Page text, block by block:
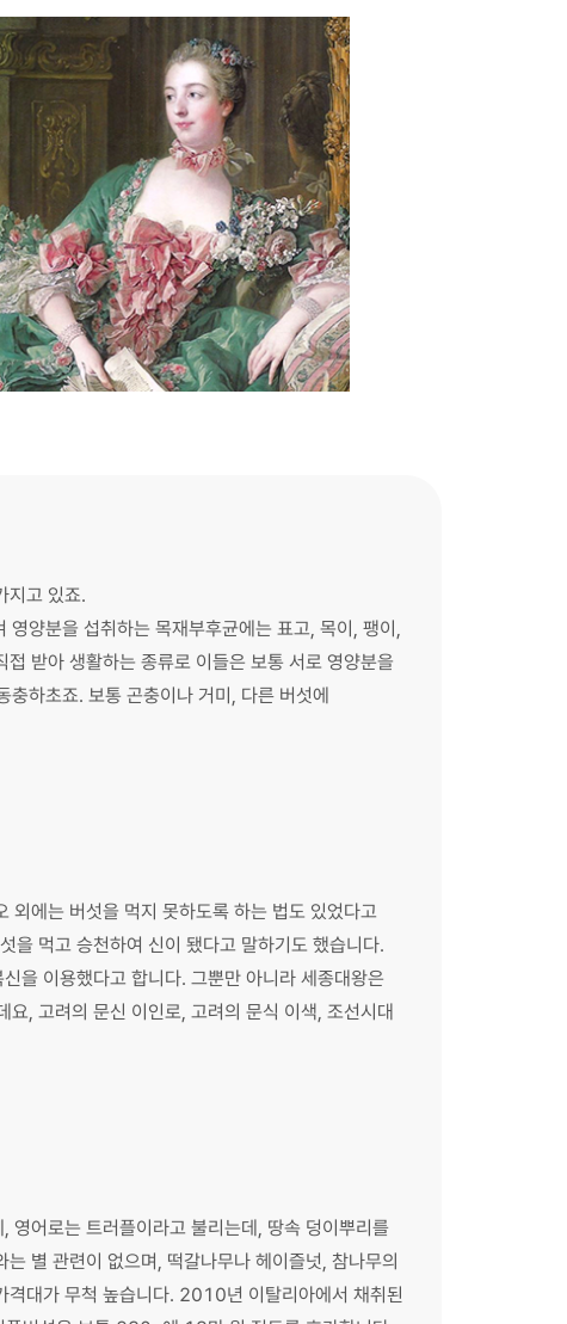
지고 있죠.
양분을 섭취하는 목재부후균에는 표고, 목이, 팽이,
받아 생활하는 종류로 이들은 보통 서로 영양분을
하초죠. 보통 곤충이나 거미, 다른 버섯에
외에는 버섯을 먹지 못하도록 하는 법도 있었다고
을 먹고 승천하여 신이 됐다고 말하기도 했습니다.
을 이용했다고 합니다. 그뿐만 아니라 세종대왕은
, 고려의 문신 이인로, 고려의 문식 이색, 조선시대
영어로는 트러플이라고 불리는데, 땅속 덩이뿌리를
별 관련이 없으며, 떡갈나무나 헤이즐넛, 참나무의
격대가 무척 높습니다. 2010년 이탈리아에서 채취된